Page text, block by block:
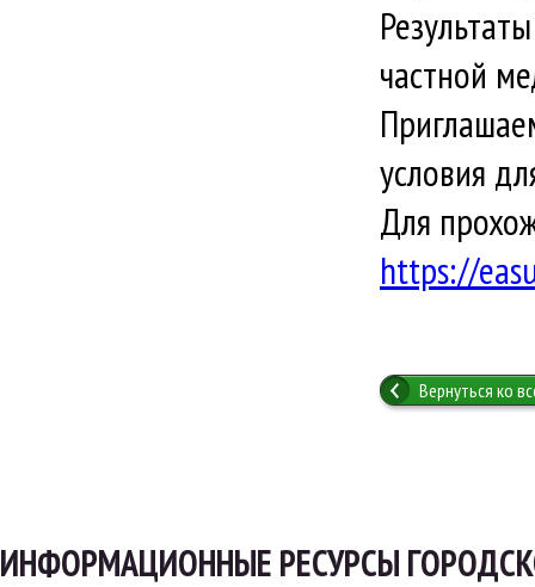
частной
условия
Для
https://
Вернуться ко
ИНФОРМАЦИОННЫЕ РЕСУРСЫ